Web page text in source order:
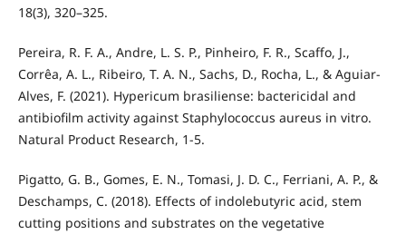
18(3), 320–325.
Pereira, R. F. A., Andre, L. S. P., Pinheiro, F. R., Scaffo, J.,
Corrêa, A. L., Ribeiro, T. A. N., Sachs, D., Rocha, L., & Aguiar-
Alves, F. (2021). Hypericum brasiliense: bactericidal and
antibiofilm activity against Staphylococcus aureus in vitro.
Natural Product Research, 1-5.
Pigatto, G. B., Gomes, E. N., Tomasi, J. D. C., Ferriani, A. P., &
Deschamps, C. (2018). Effects of indolebutyric acid, stem
cutting positions and substrates on the vegetative